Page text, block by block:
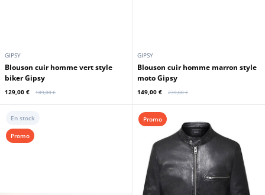
GIPSY
Blouson cuir homme vert style
biker Gipsy
129,00 € 189,00 €
GIPSY
Blouson cuir homme marron style
moto Gipsy
149,00 € 239,00 €
En stock
Promo
Promo